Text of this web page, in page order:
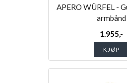
APERO WÜRFEL -
armbånd
1.955,-
KJØP